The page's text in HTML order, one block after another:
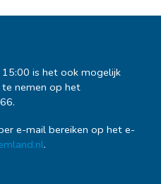
is het ook mogelijk
nemen op het
e-mail bereiken op het e-
.